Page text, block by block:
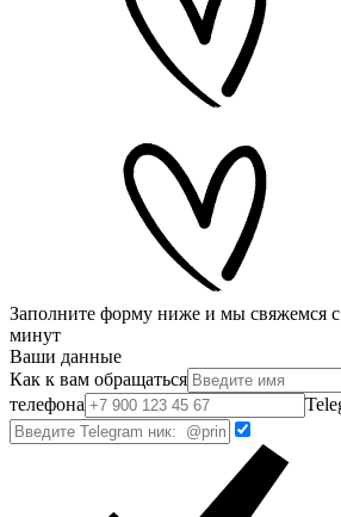
Заполните форму ниже и мы свяжемся
минут
Ваши данные
Как к вам обращаться
телефона